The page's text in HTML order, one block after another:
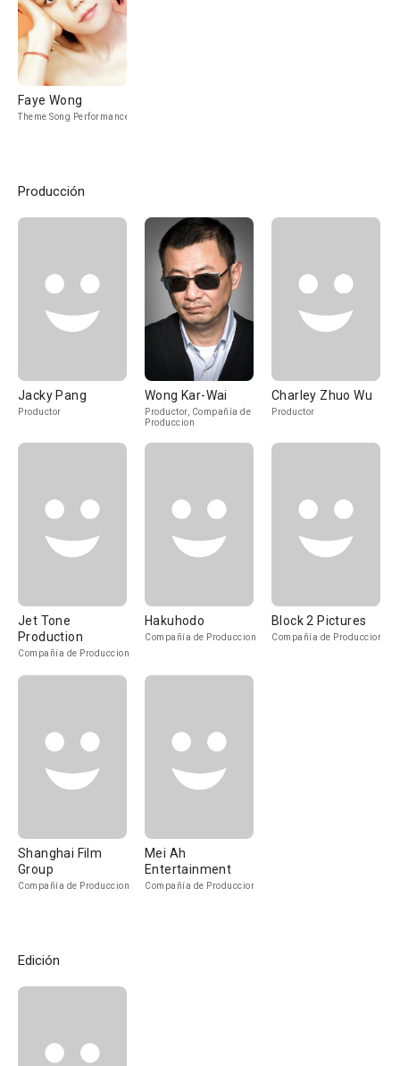
Faye Wong
Theme Song Performance
Producción
Jacky Pang
Productor
Wong Kar-Wai
Productor, Compañía de
Produccion
Charley Zhuo Wu
Productor
Jet Tone
Production
Compañía de Produccion
Hakuhodo
Compañía de Produccion
Block 2 Pictures
Compañía de Produccion
Shanghai Film
Group
Compañía de Produccion
Mei Ah
Entertainment
Compañía de Produccion
Edición